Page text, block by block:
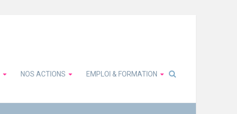
NOS ACTIONS EMPLOI & FORMATION